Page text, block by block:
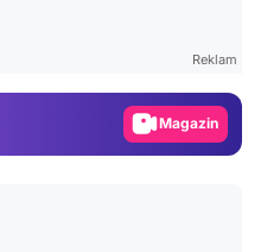
Reklam
Magazin